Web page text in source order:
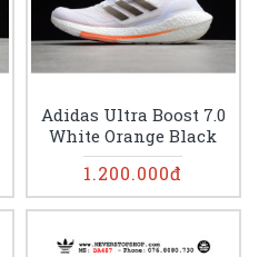
Adidas Ultra Boost 7.0
White Orange Black
1.200.000đ